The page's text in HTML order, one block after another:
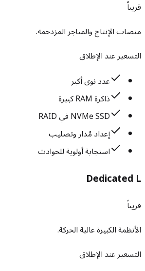
قريباً
منصات الإنتاج والمتاجر المزدحمة.
التسعير عند الإطلاق
عدد نوى أكبر
ذاكرة RAM كبيرة
NVMe SSD في RAID
إعداد مُدار وتصليب
استجابة أولوية للحوادث
Dedicated L
قريباً
الأنظمة الكبيرة عالية الحركة.
التسعير عند الإطلاق